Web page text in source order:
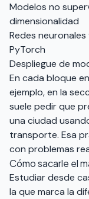
Modelos no
dimensionalidad
Redes
PyTorch
Despliegue de
En cada bloque
ejemplo, en la
suele pedir que
una ciudad
transporte. Esa
con problemas
Cómo sacarle el
Estudiar desde
la que marca la